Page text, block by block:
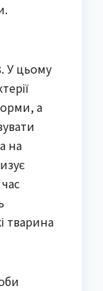
У цьому
а
на
тварина